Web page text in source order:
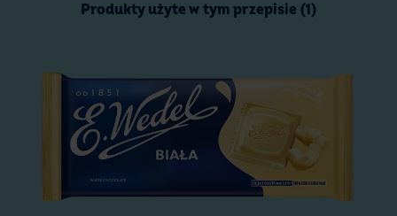
Produkty użyte w tym przepisie (1)